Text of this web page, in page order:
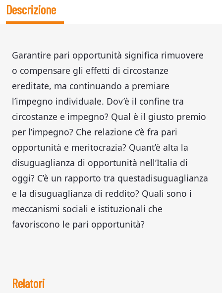
Descrizione
Garantire pari opportunità significa rimuovere
o compensare gli effetti di circostanze
ereditate, ma continuando a premiare
l’impegno individuale. Dov’è il confine tra
circostanze e impegno? Qual è il giusto premio
per l’impegno? Che relazione c’è fra pari
opportunità e meritocrazia? Quant’è alta la
disuguaglianza di opportunità nell’Italia di
oggi? C’è un rapporto tra questadisuguaglianza
e la disuguaglianza di reddito? Quali sono i
meccanismi sociali e istituzionali che
favoriscono le pari opportunità?
Relatori